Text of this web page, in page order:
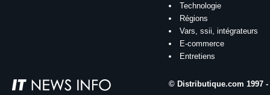
Technologie
Régions
Vars, ssii, intégrateurs
E-commerce
Entretiens
© Distributique.com 1997 -